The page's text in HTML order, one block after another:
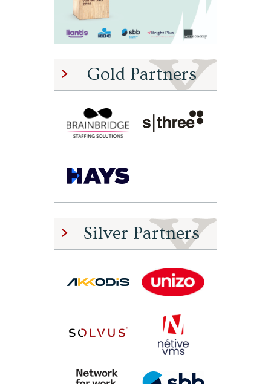
Gold Partners
Silver Partners